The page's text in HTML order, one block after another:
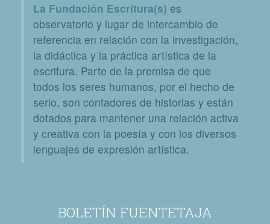
La Fundación Escritura(s) es
observatorio y lugar de intercambio de
referencia en relación con la investigación,
la didáctica y la práctica artística de la
escritura. Parte de la premisa de que
todos los seres humanos, por el hecho de
serlo, son contadores de historias y están
dotados para mantener una relación activa
y creativa con la poesía y con los diversos
lenguajes de expresión artística.
BOLETÍN FUENTETAJA